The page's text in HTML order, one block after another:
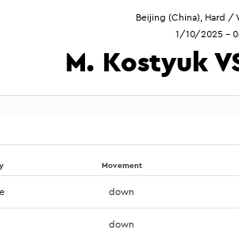
Beijing (China), Hard /
1/10/2025 -
M. Kostyuk
Movement
down
down